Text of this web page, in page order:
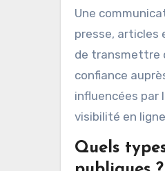
Une
presse, articles
de transmettre
confiance
influencées par
visibilité en
Quels